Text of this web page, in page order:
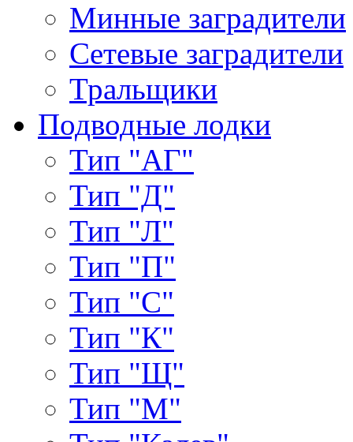
Минные заградители
Сетевые заградители
Тральщики
Подводные лодки
Тип "АГ"
Тип "Д"
Тип "Л"
Тип "П"
Тип "С"
Тип "К"
Тип "Щ"
Тип "М"